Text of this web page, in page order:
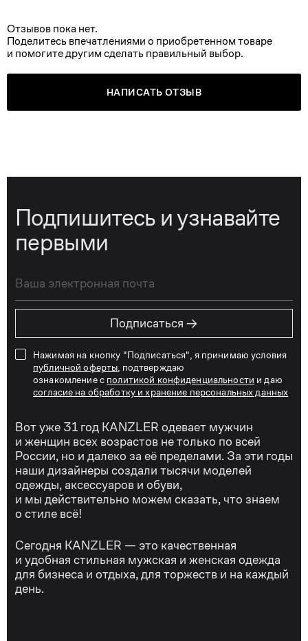
Отзывов пока нет.
Поделитесь впечатлениями о приобретенном товаре
и помогите другим сделать правильный выбор.
НАПИСАТЬ ОТЗЫВ
Подпишитесь и узнавайте
первыми
Подписаться →
Нажимая на кнопку "Подписаться", я принимаю условия
публичной оферты , подтверждаю
ознакомление с политикой конфиденциальности и даю
согласие на обработку и хранение персональных данных
Вот уже 31 год KANZLER одевает мужчин
и женщин всех возрастов не только по всей
России, но и далеко за её пределами. За эти годы
наши дизайнеры создали тысячи моделей
одежды, аксессуаров и обуви,
и мы действительно можем сказать, что знаем
о стиле всё!
Сегодня KANZLER — это качественная
и удобная стильная мужская и женская одежда
для бизнеса и отдыха, для торжеств и на каждый
день.